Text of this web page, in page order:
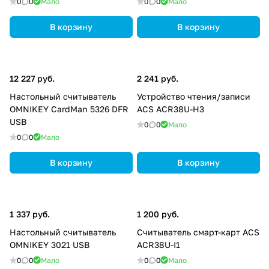
В корзину В корзину
12 227 руб.
Настольный считыватель
OMNIKEY CardMan 5326 DFR
USB
0 0 Мало
В корзину
2 241 руб.
Устройство чтения/записи
ACS ACR38U-H3
0 0 Мало
В корзину
1 337 руб.
Настольный считыватель
OMNIKEY 3021 USB
0 0 Мало
1 200 руб.
Считыватель смарт-карт ACS
ACR38U-I1
0 0 Мало